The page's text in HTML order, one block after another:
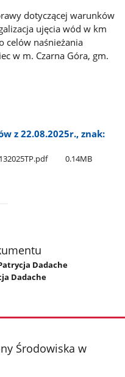
dotyczącej warunków
ujęcia wód w km
celów naśnieżania
w m. Czarna Góra, gm.
z 22.08.2025r., znak:
0.14MB
Dadache
Dadache
Środowiska w